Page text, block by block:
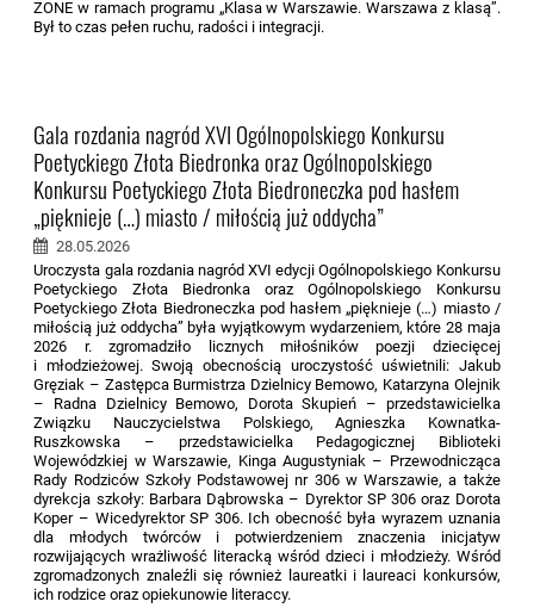
ZONE w ramach programu „Klasa w Warszawie. Warszawa z klasą”.
Był to czas pełen ruchu, radości i integracji.
Gala rozdania nagród XVI Ogólnopolskiego Konkursu
Poetyckiego Złota Biedronka oraz Ogólnopolskiego
Konkursu Poetyckiego Złota Biedroneczka pod hasłem
„pięknieje (…) miasto / miłością już oddycha”
28.05.2026
Uroczysta gala rozdania nagród XVI edycji Ogólnopolskiego Konkursu
Poetyckiego Złota Biedronka oraz Ogólnopolskiego Konkursu
Poetyckiego Złota Biedroneczka pod hasłem „pięknieje (…) miasto /
miłością już oddycha” była wyjątkowym wydarzeniem, które 28 maja
2026 r. zgromadziło licznych miłośników poezji dziecięcej
i młodzieżowej. Swoją obecnością uroczystość uświetnili: Jakub
Gręziak – Zastępca Burmistrza Dzielnicy Bemowo, Katarzyna Olejnik
– Radna Dzielnicy Bemowo, Dorota Skupień – przedstawicielka
Związku Nauczycielstwa Polskiego, Agnieszka Kownatka-
Ruszkowska – przedstawicielka Pedagogicznej Biblioteki
Wojewódzkiej w Warszawie, Kinga Augustyniak – Przewodnicząca
Rady Rodziców Szkoły Podstawowej nr 306 w Warszawie, a także
dyrekcja szkoły: Barbara Dąbrowska – Dyrektor SP 306 oraz Dorota
Koper – Wicedyrektor SP 306. Ich obecność była wyrazem uznania
dla młodych twórców i potwierdzeniem znaczenia inicjatyw
rozwijających wrażliwość literacką wśród dzieci i młodzieży. Wśród
zgromadzonych znaleźli się również laureatki i laureaci konkursów,
ich rodzice oraz opiekunowie literaccy.